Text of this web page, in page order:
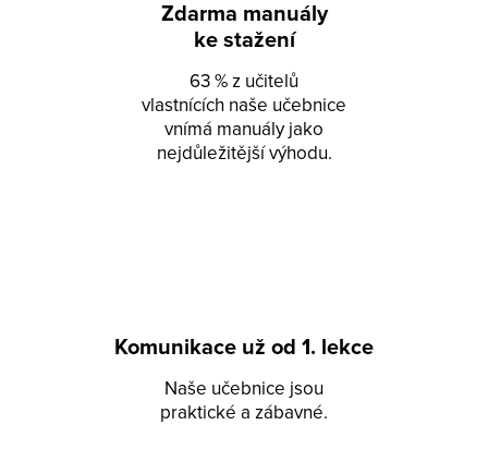
Zdarma manuály
ke stažení
63 % z učitelů
vlastnících naše učebnice
vnímá manuály jako
nejdůležitější výhodu.
Komunikace už od 1. lekce
Naše učebnice jsou
praktické a zábavné.